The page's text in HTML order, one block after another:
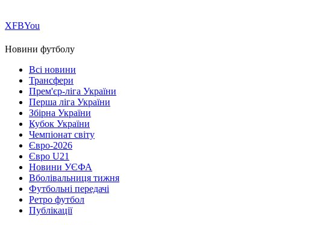
ХFBYou
Новини футболу
Всі новини
Трансфери
Прем'єр-ліга України
Перша ліга України
Збірна України
Кубок України
Чемпіонат світу
Євро-2026
Євро U21
Новини УЄФА
Вболівальниця тижня
Футбольні передачі
Ретро футбол
Публікації